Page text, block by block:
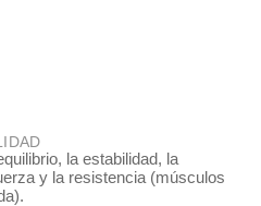
la estabilidad, la
y la resistencia (músculos